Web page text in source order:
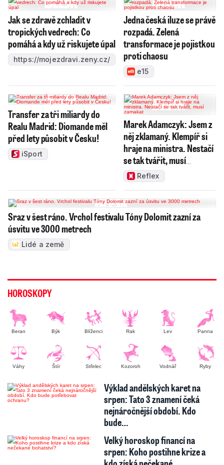
Jak se zdravě zchladit v
tropických vedrech: Co
pomáhá a kdy už riskujete úpal
https://mojezdravi.zeny.cz/
Jedna česká iluze se právě
rozpadá. Zelená
transformace je pojistkou
proti chaosu
e15
Transfer za tři miliardy do
Realu Madrid: Diomande měl
před lety působit v Česku!
iSport
Marek Adamczyk: Jsem z
něj zklamaný. Klempíř si
hraje na ministra. Nestačí
se tak tvářit, musí
zamakat
Reflex
Sraz v šest ráno. Vrchol festivalu Tóny Dolomit zazní za
úsvitu ve 3000 metrech
Lidé a země
HOROSKOPY
Beran Býk Blíženci Rak Lev Panna
Váhy Štír Střelec Kozoroh Vodnář Ryby
Výklad andělských karet na
srpen: Tato 3 znamení čeká
nejnáročnější období. Kdo
bude…
Velký horoskop financí na
srpen: Koho postihne krize a